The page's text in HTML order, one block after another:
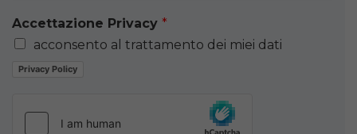
Accettazione Privacy *
acconsento al trattamento dei miei dati
Privacy Policy